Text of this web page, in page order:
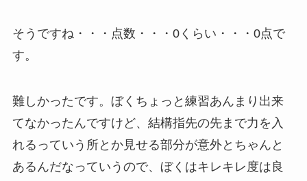
そうですね・・・点数・・・0くらい・・・0点で
す。
難しかったです。ぼくちょっと練習あんまり出来
てなかったんですけど、結構指先の先まで力を入
れるっていう所とか見せる部分が意外とちゃんと
あるんだなっていうので、ぼくはキレキレ度は良